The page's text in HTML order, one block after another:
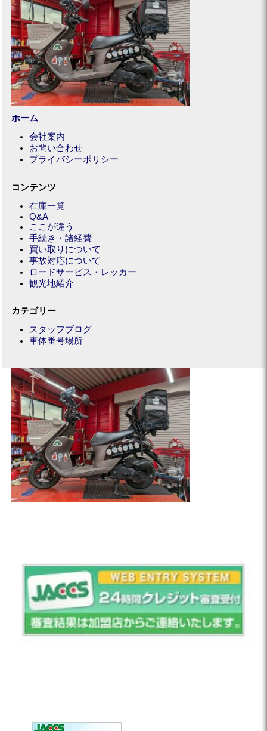
ホーム
会社案内
お問い合わせ
プライバシーポリシー
コンテンツ
在庫一覧
Q&A
ここが違う
手続き・諸経費
買い取りについて
事故対応について
ロードサービス・レッカー
観光地紹介
カテゴリー
スタッフブログ
車体番号場所